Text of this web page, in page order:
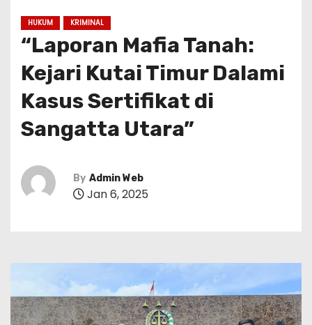
HUKUM KRIMINAL
“Laporan Mafia Tanah:
Kejari Kutai Timur Dalami
Kasus Sertifikat di
Sangatta Utara”
By Admin Web
Jan 6, 2025